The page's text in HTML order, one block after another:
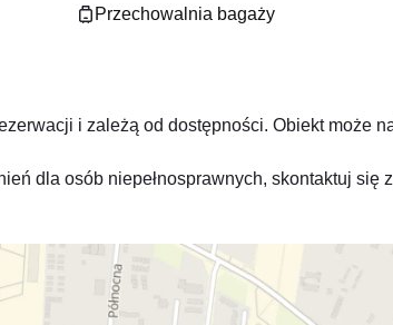
Przechowalnia bagaży
i zależą od dostępności. Obiekt może
dla osób niepełnosprawnych, skontaktuj się